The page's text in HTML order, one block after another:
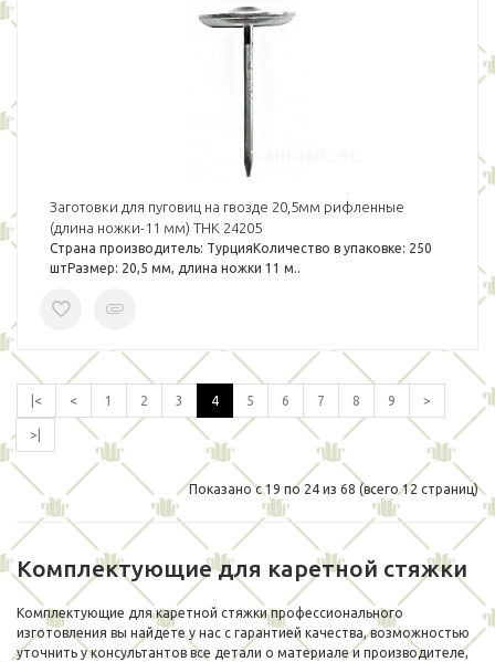
Заготовки для пуговиц на гвозде 20,5мм рифленные
(длина ножки-11 мм) THK 24205
Страна производитель: ТурцияКоличество в упаковке: 250
штРазмер: 20,5 мм, длина ножки 11 м..
|< < 1 2 3 4 5 6 7 8 9 >
>|
Показано с 19 по 24 из 68 (всего 12 страниц)
Комплектующие для каретной стяжки
Комплектующие для каретной стяжки профессионального
изготовления вы найдете у нас с гарантией качества, возможностью
уточнить у консультантов все детали о материале и производителе,